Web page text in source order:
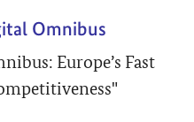
Omnibus
Europe’s Fast